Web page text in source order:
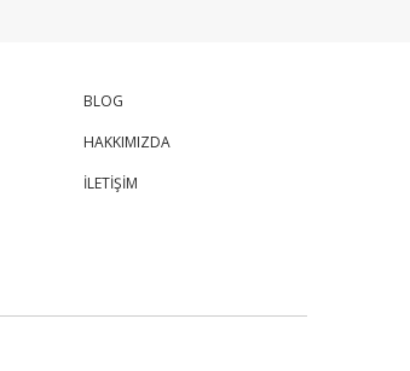
BLOG
HAKKIMIZDA
İLETİŞİM